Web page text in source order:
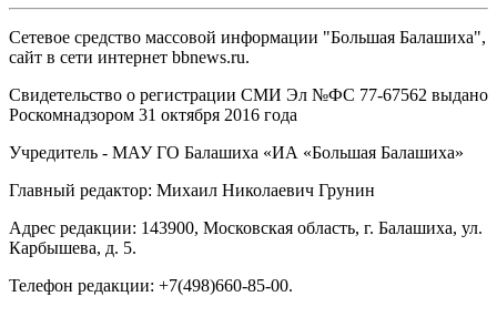
Сетевое средство массовой информации "Большая Балашиха",
сайт в сети интернет bbnews.ru.
Свидетельство о регистрации СМИ Эл №ФС ‎77-67562 выдано
Роскомнадзором 31 октября 2016 года
Учредитель - МАУ ГО Балашиха «ИА «Большая Балашиха»
Главный редактор: Михаил Николаевич Грунин
Адрес редакции: 143900, Московская область, г. Балашиха, ул.
Карбышева, д. 5.
Телефон редакции: +7(498)660-85-00.